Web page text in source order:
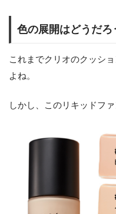
色の展開はどうだろ
これまでクリオのクッシ
よね。
しかし、このリキッドフ